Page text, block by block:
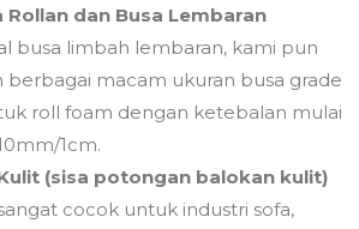
Rollan dan Busa Lembaran
busa limbah lembaran, kami pun
berbagai macam ukuran busa grade
roll foam dengan ketebalan mulai
1cm.
(sisa potongan balokan kulit)
cocok untuk industri sofa,